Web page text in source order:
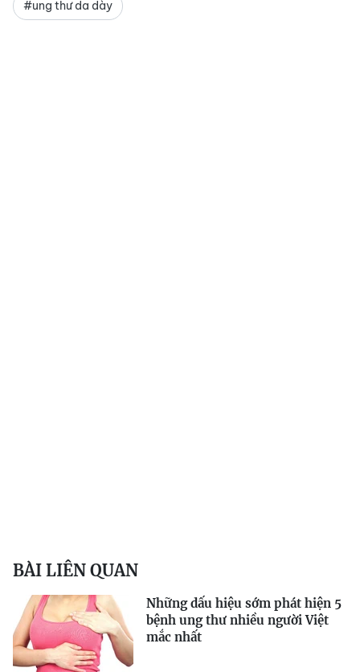
#ung thư da dày
BÀI LIÊN QUAN
Những dấu hiệu sớm phát hiện 5
bệnh ung thư nhiều người Việt
mắc nhất